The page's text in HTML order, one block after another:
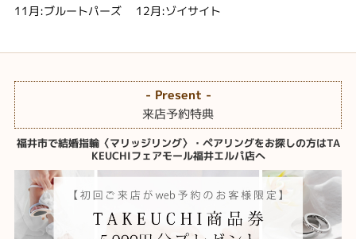
11月:ブルートパーズ 12月:ゾイサイト
- Present -
来店予約特典
福井市で結婚指輪〈マリッジリング〉・ペアリングをお探しの方はTA
KEUCHIフェアモール福井エルパ店へ